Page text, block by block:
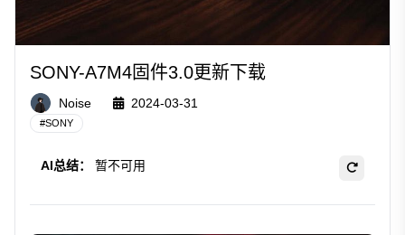
SONY-A7M4固件3.0更新下载
Noise 2024-03-31
#SONY
AI总结： 暂不可用